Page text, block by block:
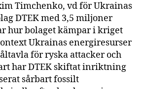
Timchenko, vd för Ukrainas
DTEK med 3,5 miljoner
hur bolaget kämpar i kriget
Ukrainas energiresurser
för ryska attacker och
har DTEK skiftat inriktning
sårbart fossilt